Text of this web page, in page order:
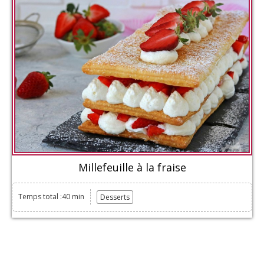
Millefeuille à la fraise
Temps total :40 min Desserts